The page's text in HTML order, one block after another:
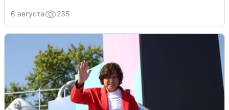
6 августа 235